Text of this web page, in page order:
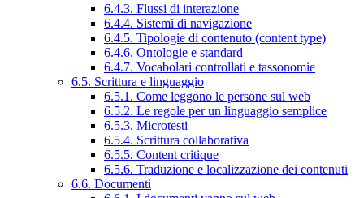
6.4.3. Flussi di interazione
6.4.4. Sistemi di navigazione
6.4.5. Tipologie di contenuto (content type)
6.4.6. Ontologie e standard
6.4.7. Vocabolari controllati e tassonomie
6.5. Scrittura e linguaggio
6.5.1. Come leggono le persone sul web
6.5.2. Le regole per un linguaggio semplice
6.5.3. Microtesti
6.5.4. Scrittura collaborativa
6.5.5. Content critique
6.5.6. Traduzione e localizzazione dei contenuti
6.6. Documenti